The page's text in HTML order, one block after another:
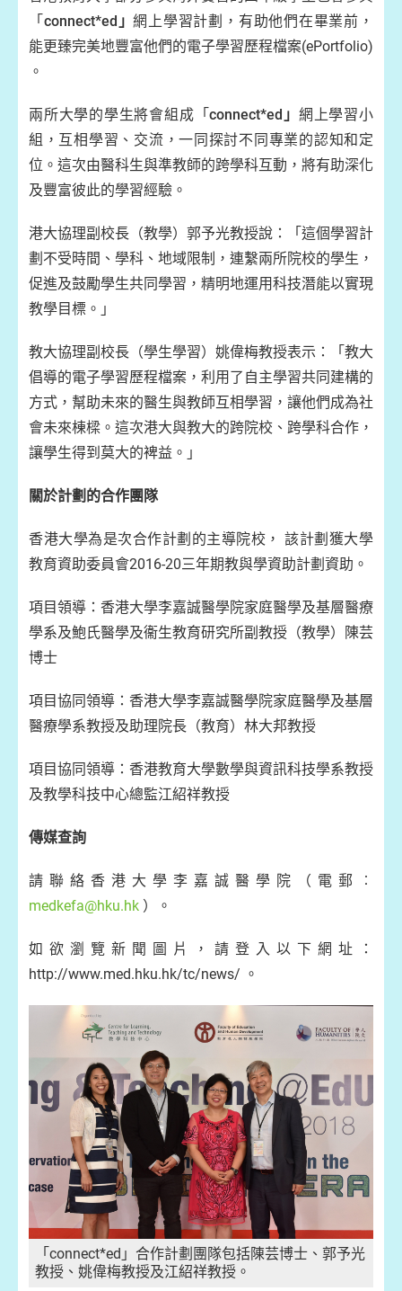
「 connect*ed 」網上學習計劃，有助他們在畢業前，
能更臻完美地豐富他們的電子學習歷程檔案(ePortfolio)
。
兩所大學的學生將會組成「connect*ed 」 網上學習小
組，互相學習、交流，一同探討不同專業的認知和定
位。這次由醫科生與準教師的跨學科互動，將有助深化
及豐富彼此的學習經驗。
港大協理副校長（教學）郭予光教授說：「這個學習計
劃不受時間、學科、地域限制，連繫兩所院校的學生，
促進及鼓勵學生共同學習，精明地運用科技潛能以實現
教學目標。」
教大協理副校長（學生學習）姚偉梅教授表示：「教大
倡導的電子學習歷程檔案，利用了自主學習共同建構的
方式，幫助未來的醫生與教師互相學習，讓他們成為社
會未來棟樑。這次港大與教大的跨院校、跨學科合作，
讓學生得到莫大的裨益。」
關於計劃的合作團隊
香港大學為是次合作計劃的主導院校， 該計劃獲大學
教育資助委員會2016-20三年期教與學資助計劃資助。
項目領導：香港大學李嘉誠醫學院家庭醫學及基層醫療
學系及鮑氏醫學及衞生教育研究所副教授（教學）陳芸
博士
項目協同領導：香港大學李嘉誠醫學院家庭醫學及基層
醫療學系教授及助理院長（教育）林大邦教授
項目協同領導：香港教育大學數學與資訊科技學系教授
及教學科技中心總監江紹祥教授
傳媒查詢
請聯絡香港大學李嘉誠醫學院（電郵︰
medkefa@hku.hk ）。
如欲瀏覽新聞圖片，請登入以下網址：
http://www.med.hku.hk/tc/news/ 。
「connect*ed」合作計劃團隊包括陳芸博士、郭予光
教授、姚偉梅教授及江紹祥教授。